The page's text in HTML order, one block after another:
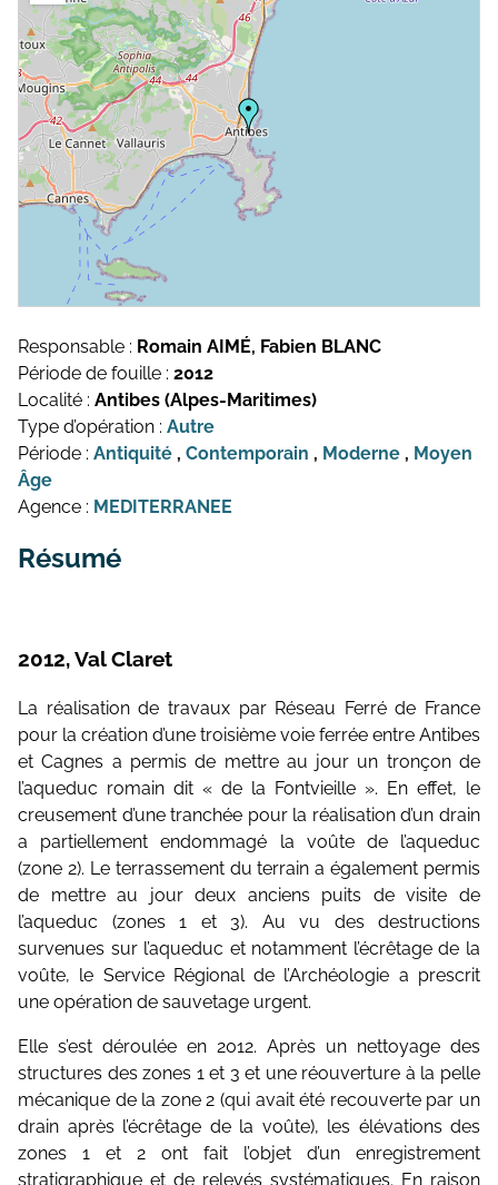
Topographie et Photogrammétrie
Drones
Inventaires du patrimoine
Systèmes d’information géographique
HArpage
La formation QGIS
Études du mobilier
Études archéozoologiques
Études géoarchéologiques
Communication et Valorisation
Publications de l’équipe
Responsable : Romain AIMÉ, Fabien BLANC
Période de fouille : 2012
Localité : Antibes (Alpes-Maritimes)
Type d’opération : Autre
Période : Antiquité , Contemporain , Moderne , Moyen
Âge
Agence : MEDITERRANEE
Résumé
2012, Val Claret
La réalisation de travaux par Réseau Ferré de France
pour la création d’une troisième voie ferrée entre Antibes
et Cagnes a permis de mettre au jour un tronçon de
l’aqueduc romain dit « de la Fontvieille ». En effet, le
creusement d’une tranchée pour la réalisation d’un drain
a partiellement endommagé la voûte de l’aqueduc
(zone 2). Le terrassement du terrain a également permis
de mettre au jour deux anciens puits de visite de
l’aqueduc (zones 1 et 3). Au vu des destructions
survenues sur l’aqueduc et notamment l’écrêtage de la
voûte, le Service Régional de l’Archéologie a prescrit
une opération de sauvetage urgent.
Elle s’est déroulée en 2012. Après un nettoyage des
structures des zones 1 et 3 et une réouverture à la pelle
mécanique de la zone 2 (qui avait été recouverte par un
drain après l’écrêtage de la voûte), les élévations des
zones 1 et 2 ont fait l’objet d’un enregistrement
stratigraphique et de relevés systématiques. En raison